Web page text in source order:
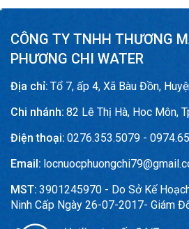
CÔNG TY TNHH THƯƠNG
PHƯƠNG CHI WATER
Địa chỉ: Tổ 7, ấp 4, Xã Bàu Đồn,
Chi nhánh: 82 Lê Thị Hà, Hoc Môn,
Điện thoại: 0276.353.5079 -
Email:
MST: 3901245970 - Do Sở Kế
Ninh Cấp Ngày 26-07-2017- Giám